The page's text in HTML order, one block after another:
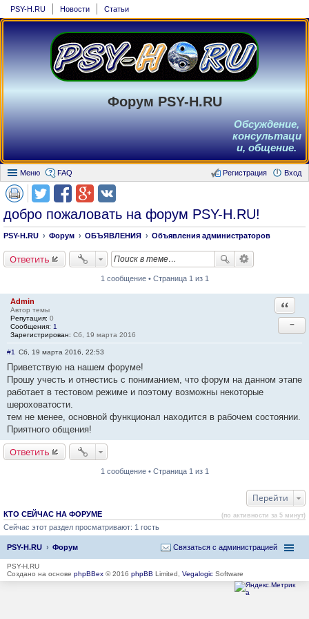
PSY-H.RU Новости Статьи
Форум PSY-H.RU
Обсуждение,
консультаци
и, общение.
Меню FAQ Вход
Регистрация
добро пожаловать на форум PSY-H.RU!
PSY-H.RU Форум ОБЪЯВЛЕНИЯ Объявления администраторов
Ответить
1 сообщение • Страница 1 из 1
Admin
Автор темы
Репутация: 0
Сообщения: 1
Зарегистрирован: Сб, 19 марта 2016
−
#1 Сб, 19 марта 2016, 22:53
Приветствую на нашем форуме!
Прошу учесть и отнестись с пониманием, что форум на данном этапе
работает в тестовом режиме и поэтому возможны некоторые
шероховатости.
тем не менее, основной функционал находится в рабочем состоянии.
Приятного общения!
Ответить
1 сообщение • Страница 1 из 1
Перейти
КТО СЕЙЧАС НА ФОРУМЕ (по активности за 5 минут)
Сейчас этот раздел просматривают: 1 гость
PSY-H.RU Форум Связаться с администрацией
PSY-H.RU
Создано на основе phpBBex © 2016 phpBB Limited, Vegalogic Software